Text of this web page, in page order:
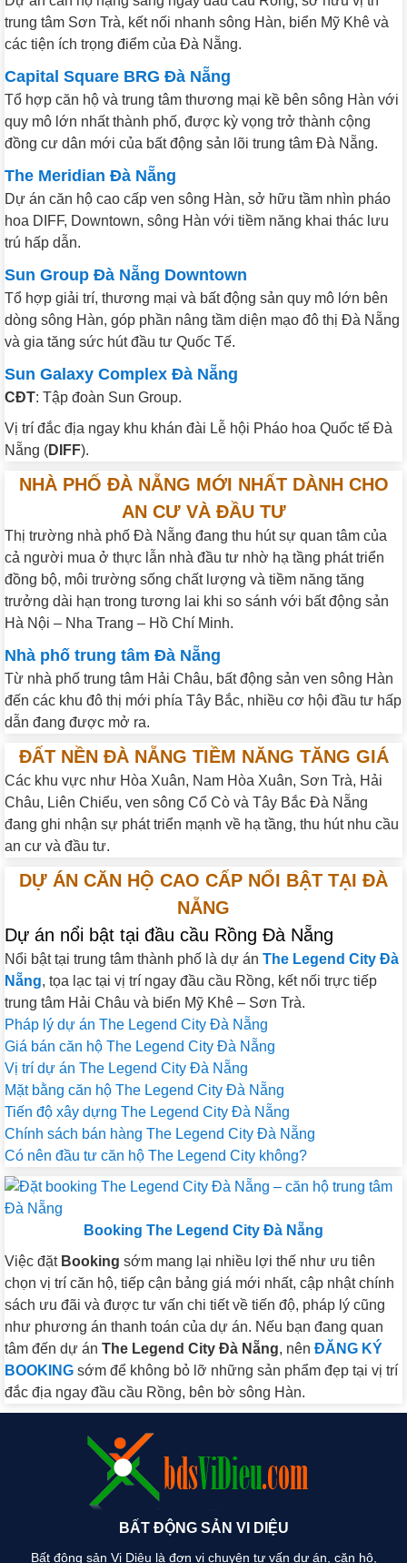
trung tâm Sơn Trà, kết nối nhanh sông Hàn, biển Mỹ Khê và
các tiện ích trọng điểm của Đà Nẵng.
Capital Square BRG Đà Nẵng
Tổ hợp căn hộ và trung tâm thương mại kề bên sông Hàn với
quy mô lớn nhất thành phố, được kỳ vọng trở thành cộng
đồng cư dân mới của bất động sản lõi trung tâm Đà Nẵng.
The Meridian Đà Nẵng
Dự án căn hộ cao cấp ven sông Hàn, sở hữu tầm nhìn pháo
hoa DIFF, Downtown, sông Hàn với tiềm năng khai thác lưu
trú hấp dẫn.
Sun Group Đà Nẵng Downtown
Tổ hợp giải trí, thương mại và bất động sản quy mô lớn bên
dòng sông Hàn, góp phần nâng tầm diện mạo đô thị Đà Nẵng
và gia tăng sức hút đầu tư Quốc Tế.
Sun Galaxy Complex Đà Nẵng
CĐT: Tập đoàn Sun Group.
Vị trí đắc địa ngay khu khán đài Lễ hội Pháo hoa Quốc tế Đà
Nẵng (DIFF).
NHÀ PHỐ ĐÀ NẴNG MỚI NHẤT DÀNH CHO
AN CƯ VÀ ĐẦU TƯ
Thị trường nhà phố Đà Nẵng đang thu hút sự quan tâm của
cả người mua ở thực lẫn nhà đầu tư nhờ hạ tầng phát triển
đồng bộ, môi trường sống chất lượng và tiềm năng tăng
trưởng dài hạn trong tương lai khi so sánh với bất động sản
Hà Nội – Nha Trang – Hồ Chí Minh.
Nhà phố trung tâm Đà Nẵng
Từ nhà phố trung tâm Hải Châu, bất động sản ven sông Hàn
đến các khu đô thị mới phía Tây Bắc, nhiều cơ hội đầu tư hấp
dẫn đang được mở ra.
ĐẤT NỀN ĐÀ NẴNG TIỀM NĂNG TĂNG GIÁ
Các khu vực như Hòa Xuân, Nam Hòa Xuân, Sơn Trà, Hải
Châu, Liên Chiểu, ven sông Cổ Cò và Tây Bắc Đà Nẵng
đang ghi nhận sự phát triển mạnh về hạ tầng, thu hút nhu cầu
an cư và đầu tư.
DỰ ÁN CĂN HỘ CAO CẤP NỔI BẬT TẠI ĐÀ
NẴNG
Dự án nổi bật tại đầu cầu Rồng Đà Nẵng
Nổi bật tại trung tâm thành phố là dự án The Legend City Đà
Nẵng, tọa lạc tại vị trí ngay đầu cầu Rồng, kết nối trực tiếp
trung tâm Hải Châu và biển Mỹ Khê – Sơn Trà.
Pháp lý dự án The Legend City Đà Nẵng
Giá bán căn hộ The Legend City Đà Nẵng
Vị trí dự án The Legend City Đà Nẵng
Mặt bằng căn hộ The Legend City Đà Nẵng
Tiến độ xây dựng The Legend City Đà Nẵng
Chính sách bán hàng The Legend City Đà Nẵng
Có nên đầu tư căn hộ The Legend City không?
Booking The Legend City Đà Nẵng
Việc đặt Booking sớm mang lại nhiều lợi thế như ưu tiên
chọn vị trí căn hộ, tiếp cận bảng giá mới nhất, cập nhật chính
sách ưu đãi và được tư vấn chi tiết về tiến độ, pháp lý cũng
như phương án thanh toán của dự án. Nếu bạn đang quan
tâm đến dự án The Legend City Đà Nẵng, nên ĐĂNG KÝ
BOOKING sớm để không bỏ lỡ những sản phẩm đẹp tại vị trí
đắc địa ngay đầu cầu Rồng, bên bờ sông Hàn.
BẤT ĐỘNG SẢN VI DIỆU
Bất động sản Vi Diệu là đơn vị chuyên tư vấn dự án, căn hộ,